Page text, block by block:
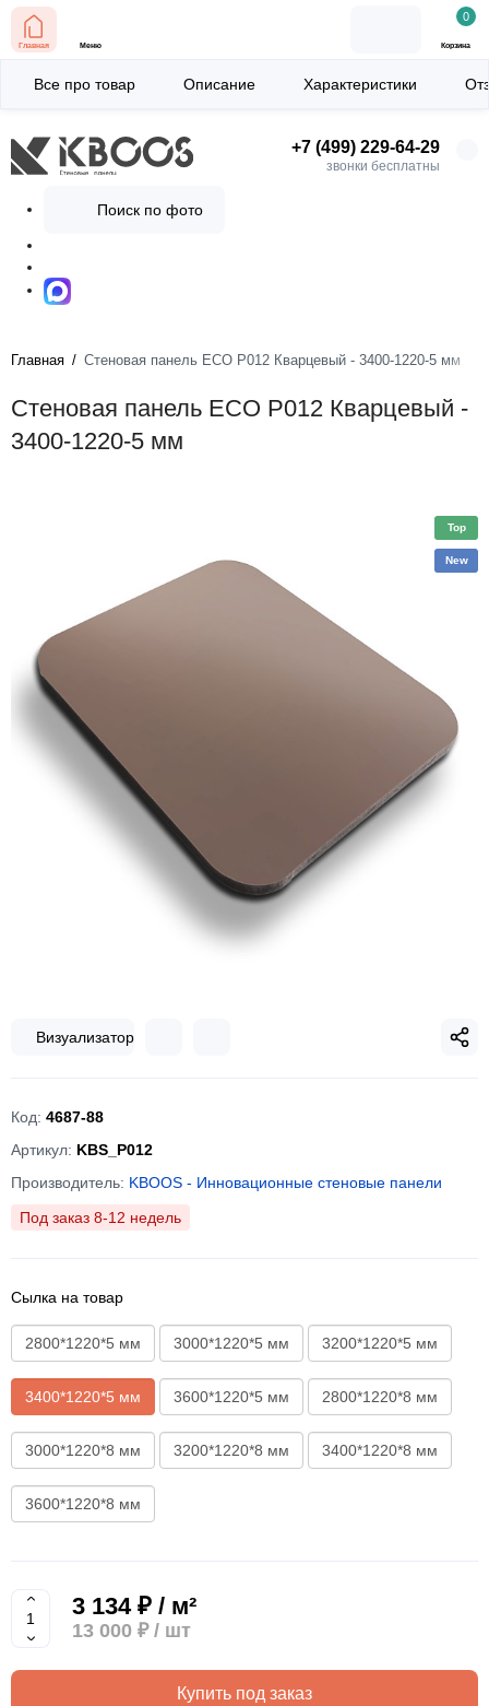
+7 (499) 229-64-29
звонки бесплатны
Поиск по фото
Главная Меню
0
Корзина
Главная Стеновая панель ECO P012 Кварцевый - 3400-1220-5 мм
Стеновая панель ECO P012 Кварцевый -
3400-1220-5 мм
Все про товар Описание Характеристики
Top
New
Визуализатор
Код: 4687-88
Артикул: KBS_P012
Производитель: KBOOS - Инновационные стеновые панели
Под заказ 8-12 недель
Сылка на товар
2800*1220*5 мм 3000*1220*5 мм 3200*1220*5 мм
3400*1220*5 мм 3600*1220*5 мм 2800*1220*8 мм
3000*1220*8 мм 3200*1220*8 мм 3400*1220*8 мм
3600*1220*8 мм
3 134 ₽ / м²
13 000 ₽/ шт
Купить под заказ